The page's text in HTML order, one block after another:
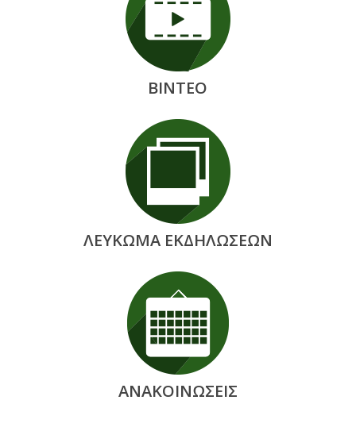
ΒΙΝΤΕΟ
ΛΕΥΚΩΜΑ ΕΚΔΗΛΩΣΕΩΝ
ΑΝΑΚΟΙΝΩΣΕΙΣ